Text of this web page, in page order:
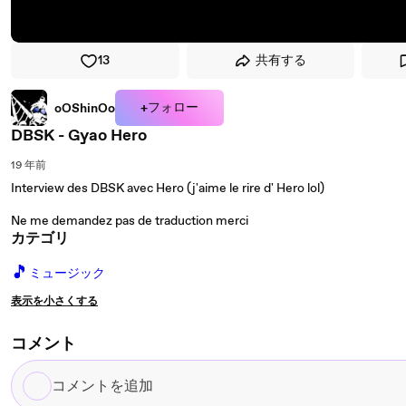
13 共有する
oOShinOo +フォロー
DBSK - Gyao Hero
19 年前
Interview des DBSK avec Hero (j'aime le rire d' Hero lol)
Ne me demandez pas de traduction merci
カテゴリ
🎵 ミュージック
表示を小さくする
コメント
コ